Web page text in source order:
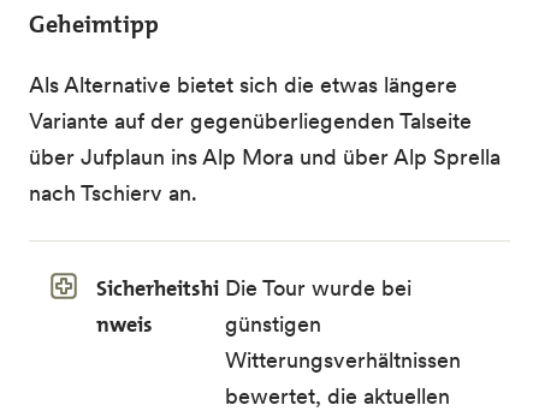
Geheimtipp
Als Alternative bietet sich die etwas längere
Variante auf der gegenüberliegenden Talseite
über Jufplaun ins Alp Mora und über Alp Sprella
nach Tschierv an.
Sicherheitshi
nweis
Die Tour wurde bei
günstigen
Witterungsverhältnissen
bewertet, die aktuellen